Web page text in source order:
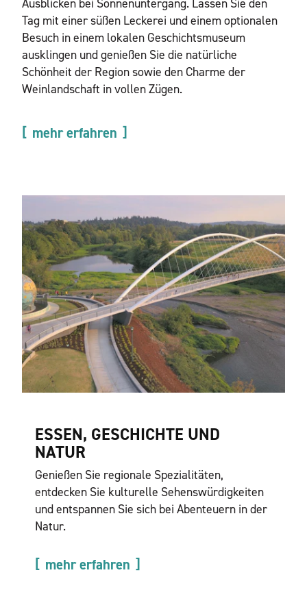
Ausblicken bei Sonnenuntergang. Lassen Sie den
Tag mit einer süßen Leckerei und einem optionalen
Besuch in einem lokalen Geschichtsmuseum
ausklingen und genießen Sie die natürliche
Schönheit der Region sowie den Charme der
Weinlandschaft in vollen Zügen.
mehr erfahren
ESSEN, GESCHICHTE UND
NATUR
Genießen Sie regionale Spezialitäten,
entdecken Sie kulturelle Sehenswürdigkeiten
und entspannen Sie sich bei Abenteuern in der
Natur.
mehr erfahren